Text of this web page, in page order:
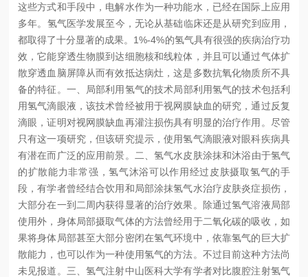
这些方式和手段中，电解水作为一种功能水，已经在国际上应用
多年。 氢气医学发展至今，无论从基础临床还是从研究到应用，
都取得了十分显著的成果。1%-4%的氢气具有很强的疾病治疗功
效，它能穿透生物膜到达细胞核和线粒体，并且可以通过气体扩
散穿透血脑屏障从而有效抵达病灶，这是多数抗氧化物质所不具
备的特征。 一、局部利用氢气的技术局部利用氢气的技术包括利
用氢气滴眼液，该技术曾经被用于视网膜缺血的研究，通过反复
滴眼，证明对视网膜缺血再灌注损伤具有明显的治疗作用。尽管
只有这一项研究，但该研究提示，使用氢气滴眼液对眼科疾病具
有潜在而广泛的应用前景。
二、氢气水皮肤涂抹和沐浴由于氢气
的扩散能力非常强，氢气沐浴可以作用经过皮肤摄取氢气的手
段，有学者曾经结合饮用和局部涂抹氢气水治疗皮肤炎症损伤，
大部分在一到二周内获得显著的治疗效果。除通过氢气溶液局部
使用外，身体局部摄取气体的方法曾经用于二氧化碳的吸收，如
果将身体局部甚至大部分密闭在氢气环境中，依靠氢气的巨大扩
散能力，也可以作为一种使用氢气的方法。不过目前这种方法尚
未见报道。 三、氢气注射中山医科大学有学者对比腹腔注射氢气